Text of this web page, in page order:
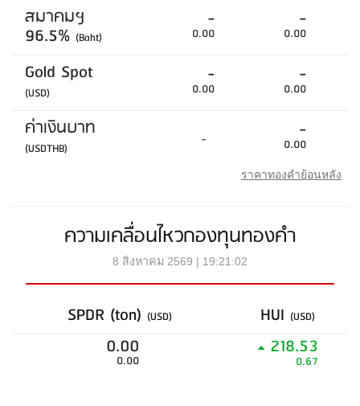
สมาคมฯ
96.5% (Baht)
-
0.00
-
0.00
Gold Spot
(USD)
-
0.00
-
0.00
ค่าเงินบาท
(USDTHB) - -
0.00
ราคาทองคำย้อนหลัง
ความเคลื่อนไหวกองทุนทองคำ
8 สิงหาคม 2569 | 19:21:02
SPDR (ton) (USD) HUI (USD)
0.00
0.00
218.53
0.67